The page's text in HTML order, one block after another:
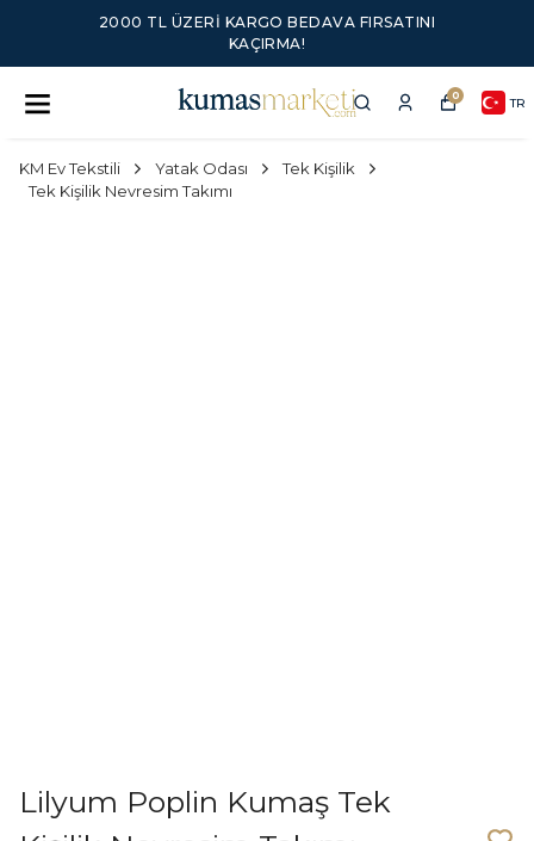
2000 TL ÜZERI KARGO BEDAVA FIRSATINI
KAÇIRMA!
0 TR
KM Ev Tekstili Yatak Odası
Tek Kişilik
Tek Kişilik Nevresim Takımı
Lilyum Poplin Kumaş Tek